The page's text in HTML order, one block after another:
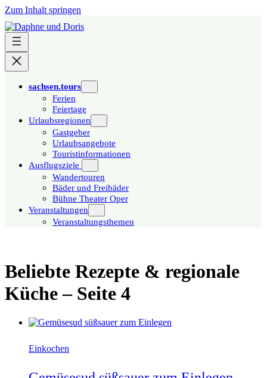
Zum Inhalt springen
sachsen.tours
Ferien
Feiertage
Urlaubsregionen
Gastgeber
Urlaubsangebote
Touristinformationen
Ausflugsziele
Wandertouren
Bäder und Freibäder
Bühne Theater Oper
Veranstaltungen
Veranstaltungsthemen
Beliebte Rezepte & regionale
Küche– Seite 4
Einkochen